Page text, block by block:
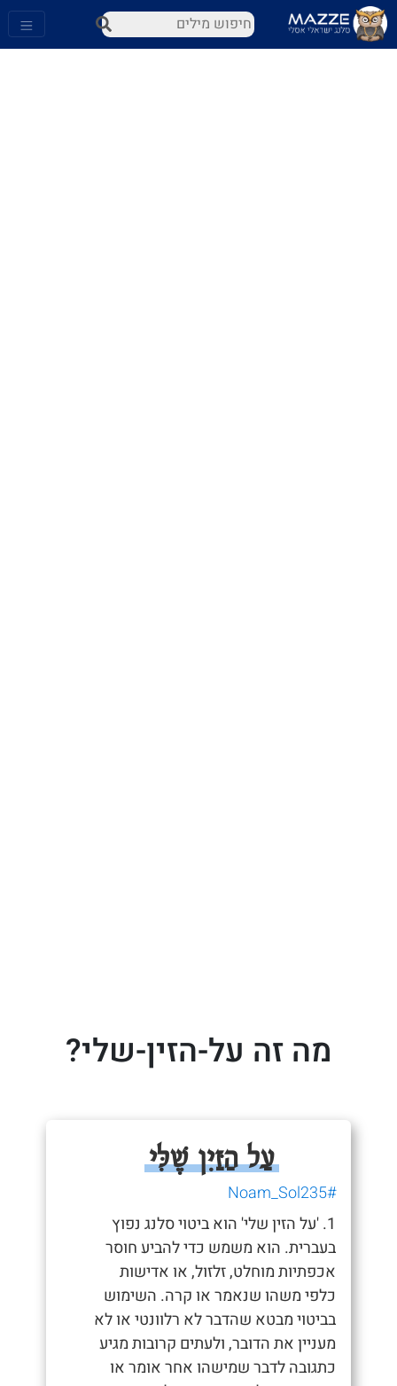
מה זה על-הזין-שלי?
עַל הַזַּיִן שֶׁלִּי
#Noam_Sol235
1. 'על הזין שלי' הוא ביטוי סלנג נפוץ
בעברית. הוא משמש כדי להביע חוסר
אכפתיות מוחלט, זלזול, או אדישות
כלפי משהו שנאמר או קרה. השימוש
בביטוי מבטא שהדבר לא רלוונטי או לא
מעניין את הדובר, ולעתים קרובות מגיע
כתגובה לדבר שמישהו אחר אומר או